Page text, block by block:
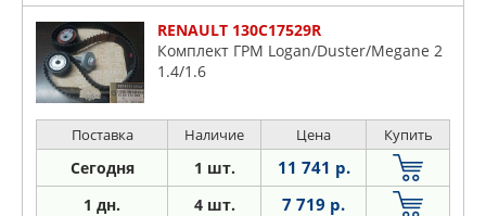
RENAULT 130C17529R
Комплект ГРМ Logan/Duster/Megane 2
1.4/1.6
Поставка Наличие Цена Купить
Сегодня 1 шт. 11 741 р.
1 дн. 4 шт. 7 719 р.